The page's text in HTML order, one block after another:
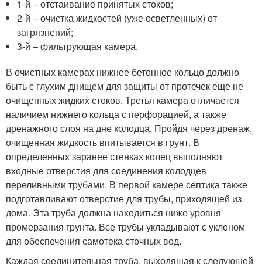
1-й – отстаивание принятых стоков;
2-й – очистка жидкостей (уже осветленных) от
загрязнений;
3-й – фильтрующая камера.
В очистных камерах нижнее бетонное кольцо должно
быть с глухим днищем для защиты от протечек еще не
очищенных жидких стоков. Третья камера отличается
наличием нижнего кольца с перфорацией, а также
дренажного слоя на дне колодца. Пройдя через дренаж,
очищенная жидкость впитывается в грунт. В
определенных заранее стенках колец выполняют
входные отверстия для соединения колодцев
переливными трубами. В первой камере септика также
подготавливают отверстие для трубы, приходящей из
дома. Эта труба должна находиться ниже уровня
промерзания грунта. Все трубы укладывают с уклоном
для обеспечения самотека сточных вод.
Каждая соединительная труба, выходящая к следующей